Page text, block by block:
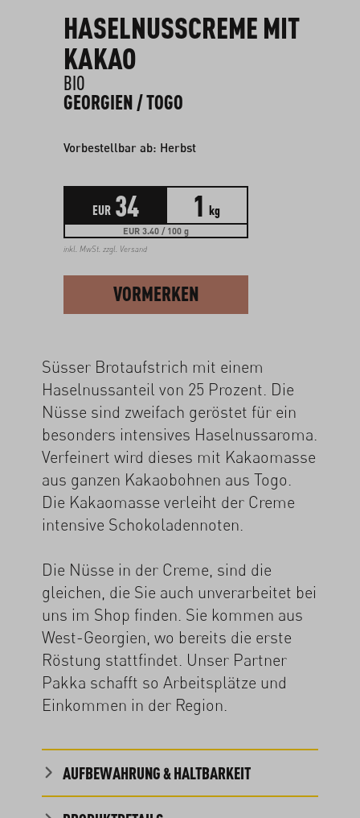
HASELNUSSCREME MIT
KAKAO
BIO
GEORGIEN / TOGO
Vorbestellbar ab: Herbst
EUR 34 1 kg
EUR 3.40 / 100 g
inkl. MwSt. zzgl. Versand
VORMERKEN
Süsser Brotaufstrich mit einem
Haselnussanteil von 25 Prozent. Die
Nüsse sind zweifach geröstet für ein
besonders intensives Haselnussaroma.
Verfeinert wird dieses mit Kakaomasse
aus ganzen Kakaobohnen aus Togo.
Die Kakaomasse verleiht der Creme
intensive Schokoladennoten.
Die Nüsse in der Creme, sind die
gleichen, die Sie auch unverarbeitet bei
uns im Shop finden. Sie kommen aus
West-Georgien, wo bereits die erste
Röstung stattfindet. Unser Partner
Pakka schafft so Arbeitsplätze und
Einkommen in der Region.
AUFBEWAHRUNG & HALTBARKEIT